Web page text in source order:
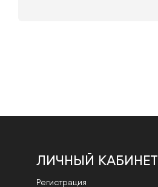
ЛИЧНЫЙ КАБИНЕТ
Регистрация